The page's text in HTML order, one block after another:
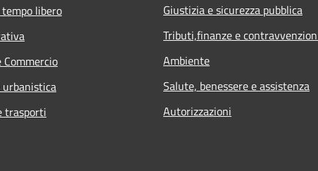
libero
Commercio
urbanistica
trasporti
Giustizia e sicurezza pubblica
Tributi,finanze e
Ambiente
Salute, benessere e assistenza
Autorizzazioni